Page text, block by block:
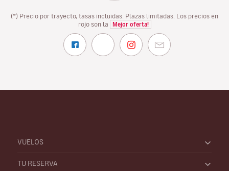
(*) Precio por trayecto, tasas incluidas. Plazas limitadas. Los precios en
rojo son la
Mejor oferta!
VUELOS
TU RESERVA